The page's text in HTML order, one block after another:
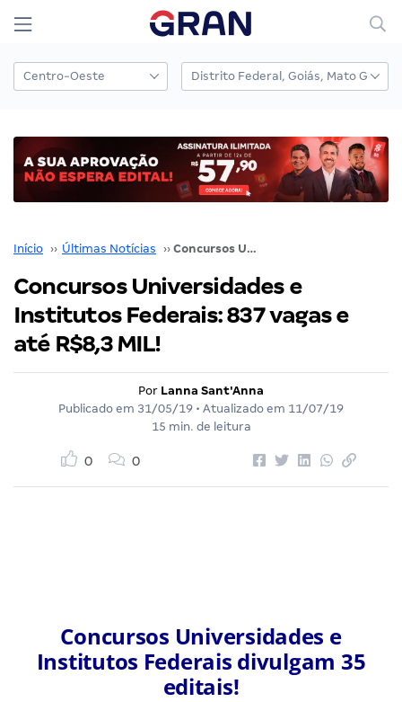
Início ›› Últimas Notícias ›› Concursos Universidades e Institutos Federais: 837 vagas e até R$8,3 MIL!
Concursos Universidades e
Institutos Federais: 837 vagas e
até R$8,3 MIL!
Por Lanna Sant'Anna
Publicado em 31/05/19 • Atualizado em 11/07/19
15 min. de leitura
0 0
Concursos Universidades e
Institutos Federais divulgam 35
editais!